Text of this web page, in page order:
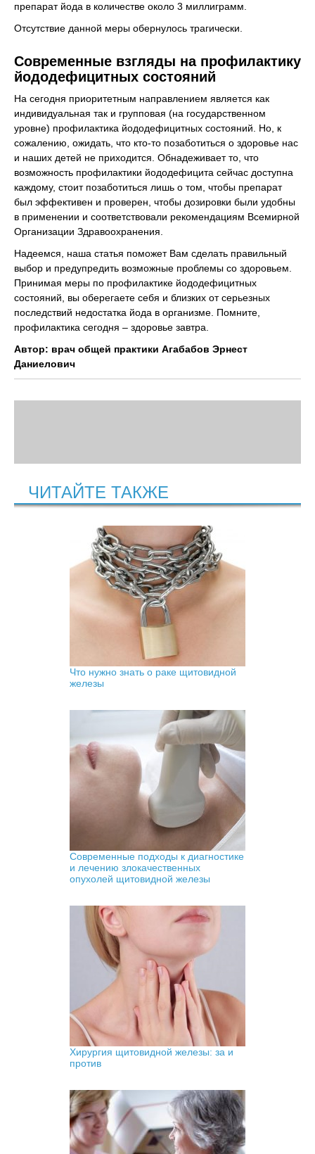
препарат йода в количестве около 3 миллиграмм.
Отсутствие данной меры обернулось трагически.
Современные взгляды на профилактику
йододефицитных состояний
На сегодня приоритетным направлением является как
индивидуальная так и групповая (на государственном
уровне) профилактика йододефицитных состояний. Но, к
сожалению, ожидать, что кто-то позаботиться о здоровье нас
и наших детей не приходится. Обнадеживает то, что
возможность профилактики йододефицита сейчас доступна
каждому, стоит позаботиться лишь о том, чтобы препарат
был эффективен и проверен, чтобы дозировки были удобны
в применении и соответствовали рекомендациям Всемирной
Организации Здравоохранения.
Надеемся, наша статья поможет Вам сделать правильный
выбор и предупредить возможные проблемы со здоровьем.
Принимая меры по профилактике йододефицитных
состояний, вы оберегаете себя и близких от серьезных
последствий недостатка йода в организме. Помните,
профилактика сегодня – здоровье завтра.
Автор: врач общей практики Агабабов Эрнест
Даниелович
ЧИТАЙТЕ ТАКЖЕ
Что нужно знать о раке щитовидной
железы
Современные подходы к диагностике
и лечению злокачественных
опухолей щитовидной железы
Хирургия щитовидной железы: за и
против